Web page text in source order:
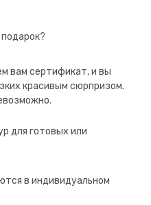
вам сертификат, и вы
красивым сюрпризом.
для готовых или
в индивидуальном